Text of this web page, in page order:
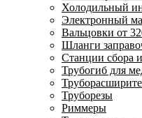
Холодильный
Электронный
Вальцовки от
Шланги
Станции сбора
Трубогиб для
Труборезы
Риммеры